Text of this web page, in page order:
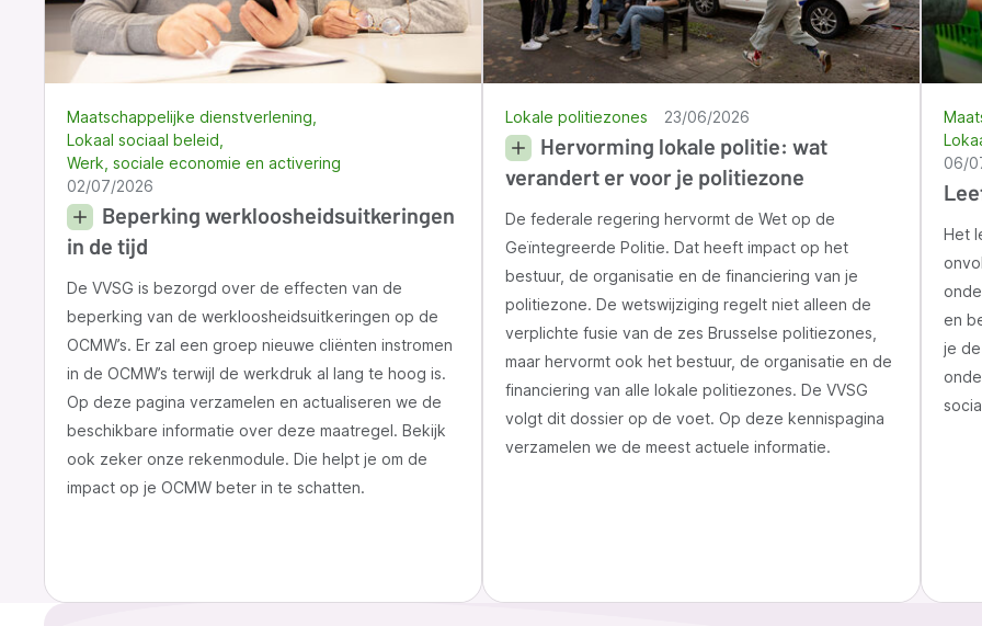
Beperking werkloosheidsuitkeringen
in de tijd
De VVSG is bezorgd over de effecten van de
beperking van de werkloosheidsuitkeringen op de
OCMW’s. Er zal een groep nieuwe cliënten instromen
in de OCMW’s terwijl de werkdruk al lang te hoog is.
Op deze pagina verzamelen en actualiseren we de
beschikbare informatie over deze maatregel. Bekijk
ook zeker onze rekenmodule. Die helpt je om de
impact op je OCMW beter in te schatten.
Maatschappelijke dienstverlening
Lokaal sociaal beleid
Werk, sociale economie en activering
02/07/2026
Hervorming lokale politie: wat
verandert er voor je politiezone
De federale regering hervormt de Wet op de
Geïntegreerde Politie. Dat heeft impact op het
bestuur, de organisatie en de financiering van je
politiezone. De wetswijziging regelt niet alleen de
verplichte fusie van de zes Brusselse politiezones,
maar hervormt ook het bestuur, de organisatie en de
financiering van alle lokale politiezones. De VVSG
volgt dit dossier op de voet. Op deze kennispagina
verzamelen we de meest actuele informatie.
Lokale politiezones 23/06/2026
Het
en
je
06/